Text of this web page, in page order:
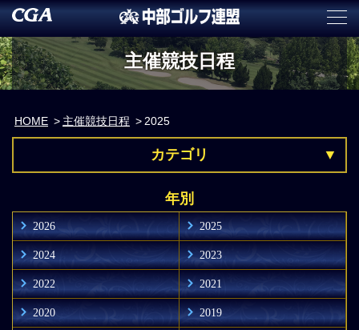
主催競技日程
HOME 主催競技日程 2025
カテゴリ
年別
2026 2025
2024 2023
2022 2021
2020 2019